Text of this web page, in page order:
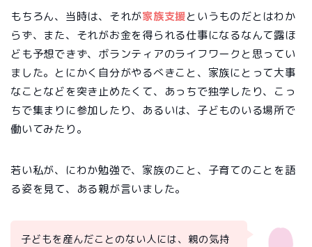
もちろん、当時は、それが家族支援というものだとはわか
らず、また、それがお金を得られる仕事になるなんて露ほ
ども予想できず、ボランティアのライフワークと思ってい
ました。とにかく自分がやるべきこと、家族にとって大事
なことなどを突き止めたくて、あっちで独学したり、こっ
ちで集まりに参加したり、あるいは、子どものいる場所で
働いてみたり。
若い私が、にわか勉強で、家族のこと、子育てのことを語
る姿を見て、ある親が言いました。
子どもを産んだことのない人には、親の気持